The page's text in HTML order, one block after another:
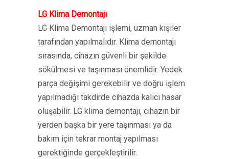
LG Klima Demontajı
LG Klima Demontajı işlemi, uzman kişiler
tarafından yapılmalıdır. Klima demontajı
sırasında, cihazın güvenli bir şekilde
sökülmesi ve taşınması önemlidir. Yedek
parça değişimi gerekebilir ve doğru işlem
yapılmadığı takdirde cihazda kalıcı hasar
oluşabilir. LG klima demontajı, cihazın bir
yerden başka bir yere taşınması ya da
bakım için tekrar montaj yapılması
gerektiğinde gerçekleştirilir.